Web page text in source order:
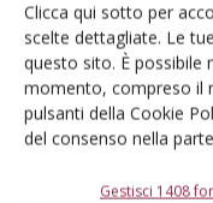
Clicca qui sotto per
scelte dettagliate. Le
questo sito. È possibile
momento, compreso il
pulsanti della Cookie
del consenso nella
Gestisci 1408